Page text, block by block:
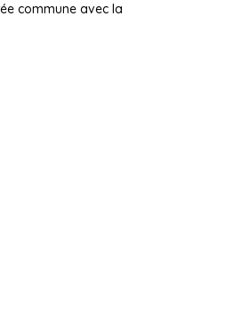
commune avec la